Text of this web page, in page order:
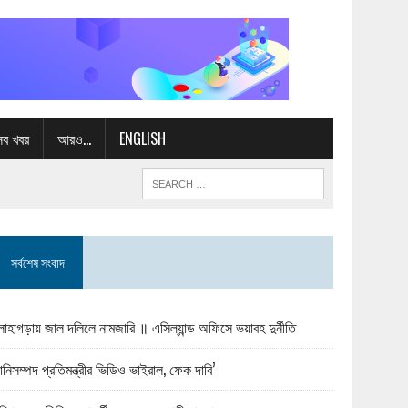
খবর আরও… ENGLISH
সর্বশেষ সংবাদ
জাল দলিলে নামজারি ॥ এসিল্যান্ড অফিসে ভয়াবহ দুর্নীতি
প্রতিমন্ত্রীর ভিডিও ভাইরাল, ফেক দাবি’